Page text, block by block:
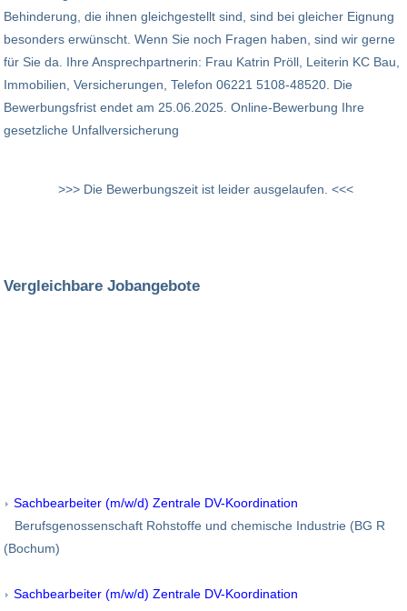
Behinderung, die ihnen gleichgestellt sind, sind bei gleicher Eignung
besonders erwünscht. Wenn Sie noch Fragen haben, sind wir gerne
für Sie da. Ihre Ansprechpartnerin: Frau Katrin Pröll, Leiterin KC Bau,
Immobilien, Versicherungen, Telefon 06221 5108-48520. Die
Bewerbungsfrist endet am 25.06.2025. Online-Bewerbung Ihre
gesetzliche Unfallversicherung
>>> Die Bewerbungszeit ist leider ausgelaufen. <<<
Vergleichbare Jobangebote
Sachbearbeiter (m/w/d) Zentrale DV-Koordination
Berufsgenossenschaft Rohstoffe und chemische Industrie (BG R
(Bochum)
Sachbearbeiter (m/w/d) Zentrale DV-Koordination